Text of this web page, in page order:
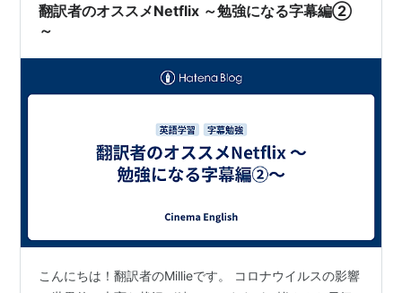
翻訳者のオススメNetflix ～勉強になる字幕編②
～
こんにちは！翻訳者のMillieです。 コロナウイルスの影響